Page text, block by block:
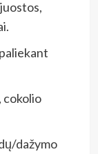
cokolio
dažymo